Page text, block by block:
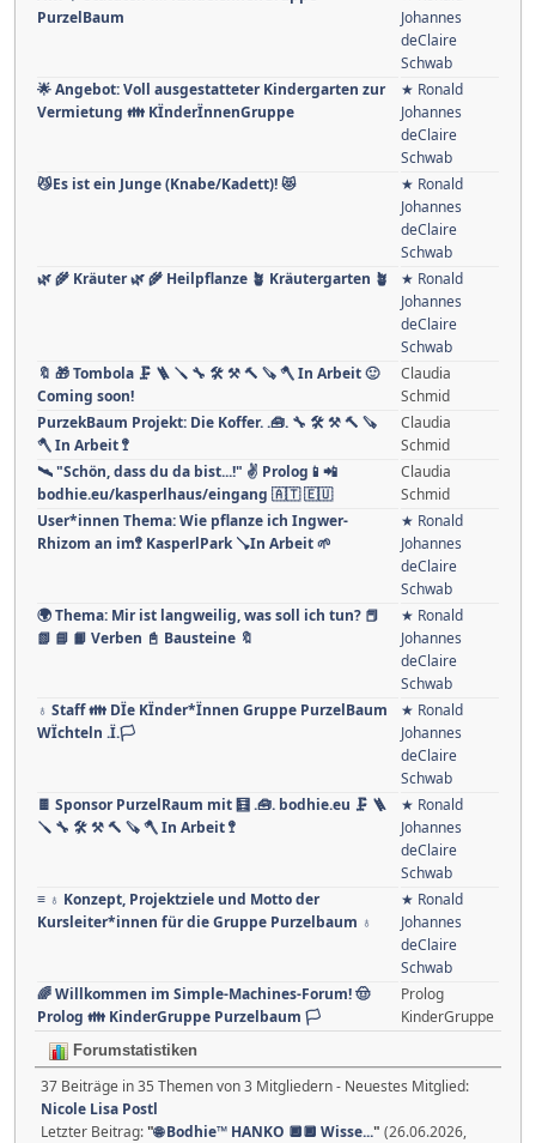
*🤹‍♂️* Der Lehrer 📖 Die Geschichte „Der Ballon des
★ Ronald
Johannes
deClaire
Schwab
Aw: 🌟 Statuten 👪 KÏnderÏnnenGruppe
★ Ronald
Johannes
deClaire
Schwab
★ Ronald
Johannes
deClaire
Schwab
★ Ronald
Johannes
deClaire
Schwab
🌿 🌾 Kräuter 🌿 🌾 Heilpflanze 🪴 Kräutergarten 🪴
★ Ronald
Johannes
deClaire
Schwab
🔖 🎁 Tombola 🗜 🪜 🪛 🔧 🛠 ⚒ 🔨 🪚 🪓 In Arbeit 🙂
Coming soon!
Claudia
PurzekBaum Projekt: Die Koffer. .🧰. 🔧 🛠 ⚒ 🔨 🪚
Claudia
Schmid
bodhie.eu/kasperlhaus/eingang 🇦🇹 🇪🇺
Claudia
Schmid
User*innen Thema: Wie pflanze ich Ingwer-
★ Ronald
Johannes
deClaire
Schwab
🌍 Thema: Mir ist langweilig, was soll ich tun? 📕
★ Ronald
Johannes
deClaire
Schwab
♁ Staff 👪 DÏe KÏnder*Ïnnen Gruppe PurzelBaum
★ Ronald
Johannes
deClaire
Schwab
🍫 Sponsor PurzelRaum mit 🧮 .🧰. bodhie.eu 🗜 🪜
★ Ronald
Johannes
deClaire
Schwab
≡ ♁ Konzept, Projektziele und Motto der
Kursleiter*innen für die Gruppe Purzelbaum ♁
★ Ronald
Johannes
Schwab
🌈 Willkommen im Simple-Machines-Forum! 🤠
Prolog 👪 KinderGruppe Purzelbaum 🏳
KinderGruppe